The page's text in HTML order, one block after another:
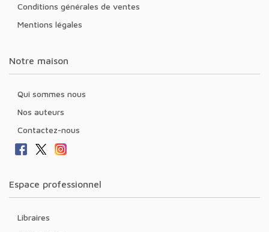
Conditions générales de ventes
Mentions légales
Notre maison
Qui sommes nous
Nos auteurs
Contactez-nous
Espace professionnel
Libraires